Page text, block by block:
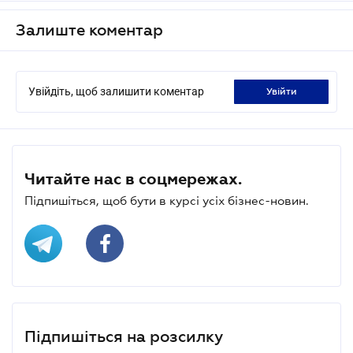
Залиште коментар
Увійдіть, щоб залишити коментар увійти
Читайте нас в соцмережах.
Підпишіться, щоб бути в курсі усіх бізнес-новин.
Підпишіться на розсилку